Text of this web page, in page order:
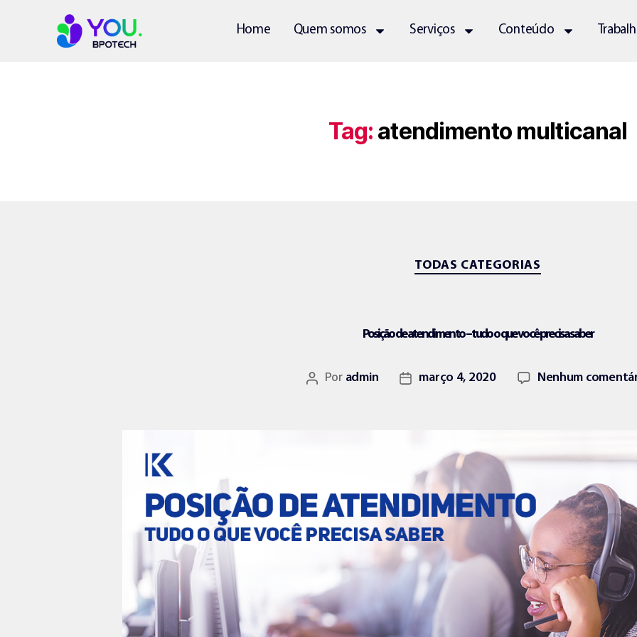
Home Quem somos Serviços Conteúdo
Tag: atendimento multicanal
TODAS CATEGORIAS
Posição de atendimento – tudo o que você precisa saber
Por admin março 4, 2020 Nenhum